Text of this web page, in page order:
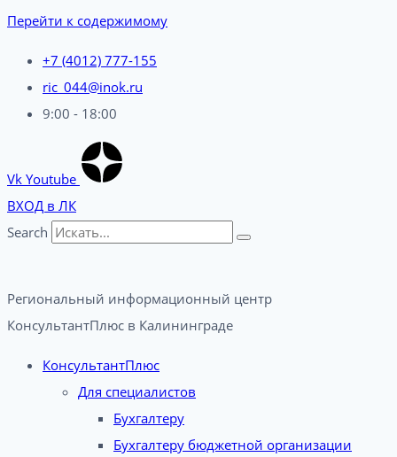
Перейти к содержимому
+7 (4012) 777-155
ric_044@inok.ru
9:00 - 18:00
Vk Youtube
ВХОД в ЛК
Search
Региональный информационный центр
КонсультантПлюс в Калининграде​
КонсультантПлюс
Для специалистов
Бухгалтеру
Бухгалтеру бюджетной организации